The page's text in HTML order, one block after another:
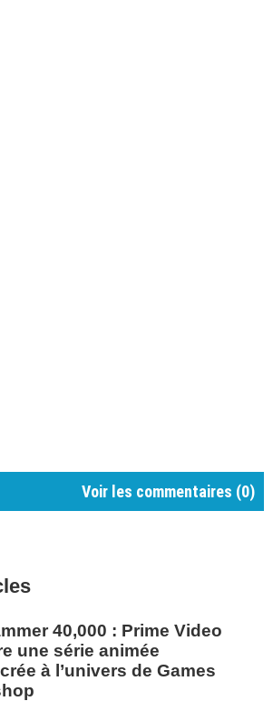
Voir les commentaires (0)
40,000 : Prime Video
une série animée
à l’univers de Games